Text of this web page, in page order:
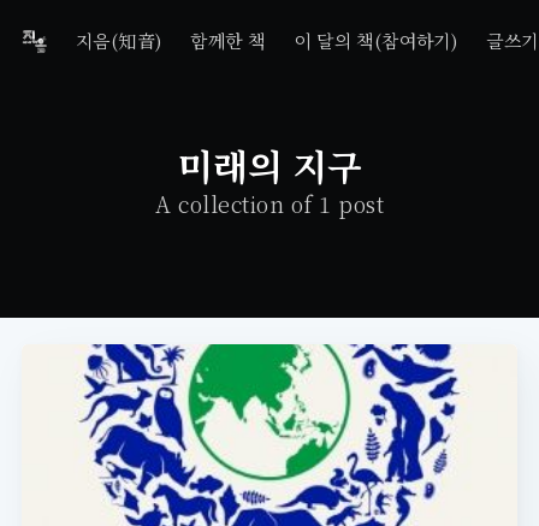
지음(知音) 함께한 책 이 달의 책(참여하기) 글쓰기
미래의 지구
A collection of 1 post